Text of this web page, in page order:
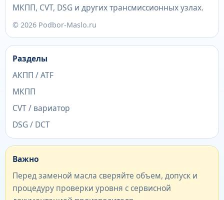
МКПП, CVT, DSG и других трансмиссионных узлах.
© 2026 Podbor-Maslo.ru
Разделы
АКПП / ATF
МКПП
CVT / вариатор
DSG / DCT
Важно
Перед заменой масла сверяйте объем, допуск и
процедуру проверки уровня с сервисной